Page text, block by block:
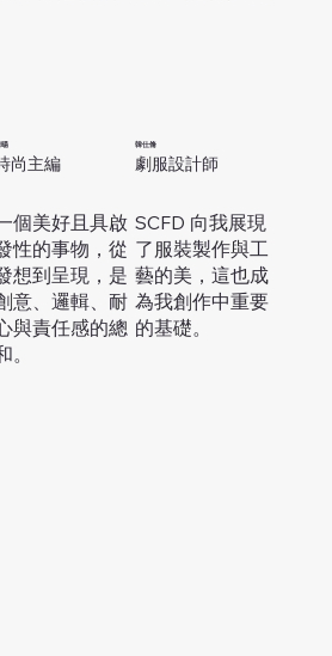
暘
尚主編
個美好且具啟
性的事物，從
想到呈現，是
意、邏輯、耐
與責任感的總
。
韓仕脩
劇服設計師
SCFD 向我展現
了服裝製作與工
藝的美，這也成
為我創作中重要
的基礎。